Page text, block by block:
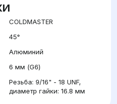
COLDMASTER
45°
Алюминий
6 мм (G6)
Резьба: 9/16" - 18 UNF,
диаметр гайки: 16.8 мм